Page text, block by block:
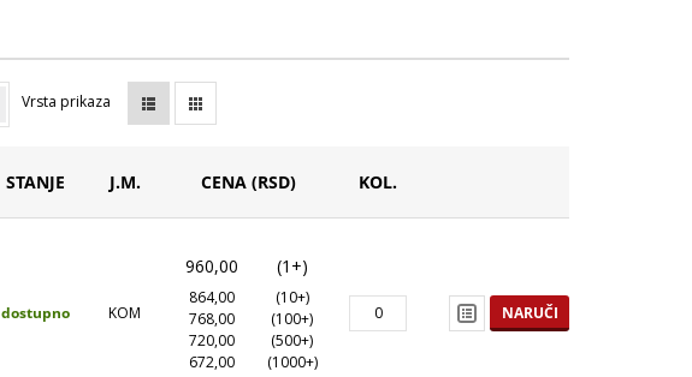
Vrsta prikaza
STANJE J.M. CENA (RSD) KOL.
dostupno KOM
960,00 (1+)
864,00
(10+)
768,00
(100+)
720,00
(500+)
672,00
(1000+)
NARUČI